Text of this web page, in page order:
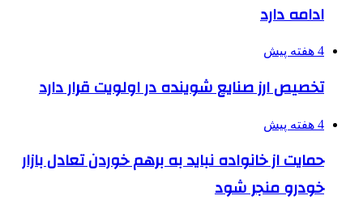
ادامه دارد
4 هفته پیش
تخصیص ارز صنایع شوینده در اولویت قرار دارد
4 هفته پیش
حمایت از خانواده نباید به برهم خوردن تعادل بازار
خودرو منجر شود